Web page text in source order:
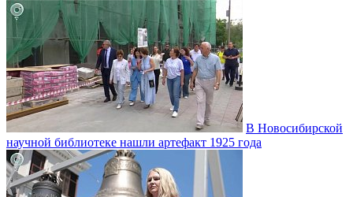
В Новосибирской
научной библиотеке нашли артефакт 1925 года